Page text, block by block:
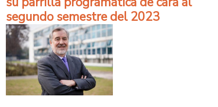
segundo semestre del 2023